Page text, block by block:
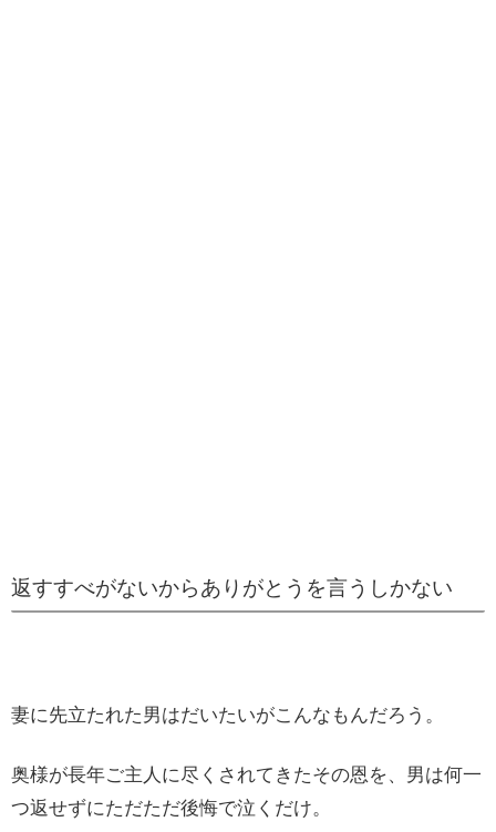
返すすべがないからありがとうを言うしかない
妻に先立たれた男はだいたいがこんなもんだろう。
奥様が長年ご主人に尽くされてきたその恩を、男は何一
つ返せずにただただ後悔で泣くだけ。